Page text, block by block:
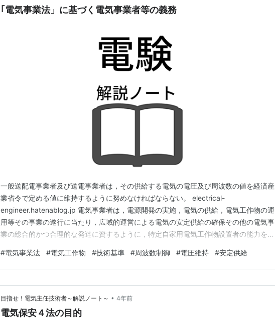
｢電気事業法」に基づく電気事業者等の義務
一般送配電事業者及び送電事業者は，その供給する電気の電圧及び周波数の値を経済産
業省令で定める値に維持するように努めなければならない。 electrical-
engineer.hatenablog.jp 電気事業者は，電源開発の実施，電気の供給，電気工作物の運
用等その事業の遂行に当たり，広域的運営による電気の安定供給の確保その他の電気事
業の総合的かつ合理的な発達に資するように，特定自家用電気工作物設置者の能力を適
は，事業用電気工作物を主務省令で定める技術基準に適合するように維持しなければな
らない。 事業用電気工作物は，人…
#電気事業法 #電気工作物 #技術基準 #周波数制御 #電圧維持 #安定供給
目指せ！電気主任技術者～解説ノート～ • 4年前
電気保安４法の目的